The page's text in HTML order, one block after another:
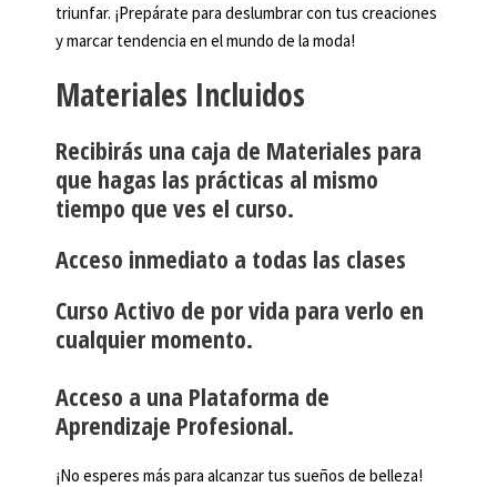
triunfar. ¡Prepárate para deslumbrar con tus creaciones
y marcar tendencia en el mundo de la moda!
Materiales Incluidos
Recibirás una caja de Materiales para
que hagas las prácticas al mismo
tiempo que ves el curso.
Acceso inmediato a todas las clases
Curso Activo de por vida para verlo en
cualquier momento.
Acceso a una Plataforma de
Aprendizaje Profesional.
¡No esperes más para alcanzar tus sueños de belleza!